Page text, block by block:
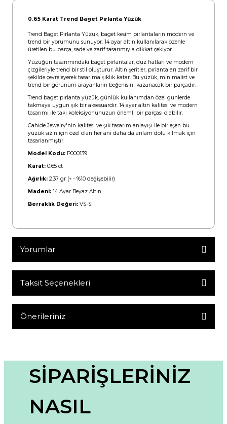
0.65 Karat Trend Baget Pırlanta Yüzük
Trend Baget Pırlanta Yüzük, baget kesim pırlantaların modern ve
trend bir yorumunu sunuyor. 14 ayar altın kullanılarak özenle
üretilen bu parça, sade ve zarif tasarımıyla dikkat çekiyor.
Yüzüğün tasarımındaki baget pırlantalar, düz hatları ve modern
çizgileriyle trend bir stil oluşturur. Altın şeritler, pırlantaları zarif bir
şekilde çevreleyerek tasarıma şıklık katar. Bu yüzük, minimalist ve
trend bir görünüm arayanların beğenisini kazanacak bir parçadır.
Trend baget pırlanta yüzük, günlük kullanımdan özel günlerde
takmaya uygun şık bir aksesuardır. 14 ayar altın kalitesi ve modern
tasarımı ile takı koleksiyonunuzun önemli bir parçası olabilir.
Cahide Jewelry'nin kalitesi ve şık tasarım anlayışı ile birleşen bu
yüzük sizin için özel olan her anı daha da anlam dolu kılmak için
tasarlanmıştır.
Model Kodu: P000139
Karat: 0.65 ct
Ağırlık: 2.37 gr (+ - %10 değişebilir)
Madeni: 14 Ayar Beyaz Altın
Berraklık Değeri: VS-SI
Yorumlar
Bu ürüne ilk yorumu siz yapın!
Taksit Seçenekleri
Önerileriniz
Görüş ve önerileriniz için teşekkür ederiz.
Ürün resmi kalitesiz, bozuk veya görüntülenemiyor.
Ürün açıklamasında eksik bilgiler bulunuyor.
SİPARİŞLERİNİZ
NASIL